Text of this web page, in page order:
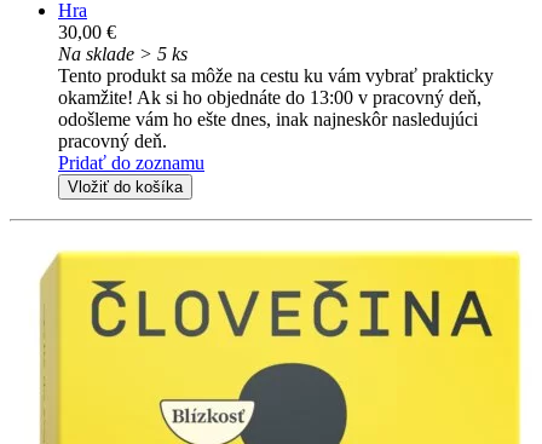
Hra
30,00 €
Na sklade > 5 ks
Tento produkt sa môže na cestu ku vám vybrať prakticky
okamžite! Ak si ho objednáte do 13:00 v pracovný deň,
odošleme vám ho ešte dnes, inak najneskôr nasledujúci
pracovný deň.
Pridať do zoznamu
Vložiť do košíka